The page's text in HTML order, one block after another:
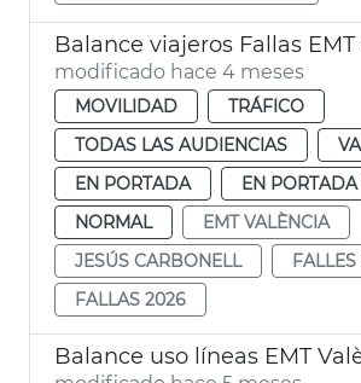
Balance viajeros Fallas
modificado hace 4 meses
MOVILIDAD
TRÁFICO
TODAS LAS AUDIENCIAS
EN PORTADA
EN
NORMAL
EMT VALÈNCIA
JESÚS CARBONELL
FALLAS 2026